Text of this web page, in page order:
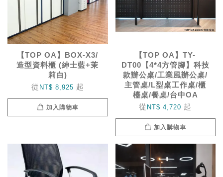
【TOP OA】BOX-X3/
造型資料櫃 (紳士藍+茉
莉白)
從 NT$ 8,925 起
加入購物車
【TOP OA】TY-
DT00【4*4方管腳】科技
款辦公桌/工業風辦公桌/
主管桌/L型桌工作桌/櫃
檯桌/餐桌/台中OA
從 NT$ 4,720 起
加入購物車